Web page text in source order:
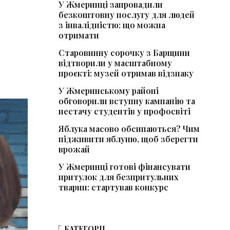
У Жмеринці запровадили
безкоштовну послугу для людей
з інвалідністю: що можна
отримати
Старовинну сорочку з Барщини
відтворили у масштабному
проєкті: музей отримав відзнаку
У Жмеринському районі
обговорили вступну кампанію та
нестачу студентів у профосвіті
Яблука масово обсипаються? Чим
підживити яблуню, щоб зберегти
врожай
У Жмеринці готові фінансувати
притулок для безпритульних
тварин: стартував конкурс